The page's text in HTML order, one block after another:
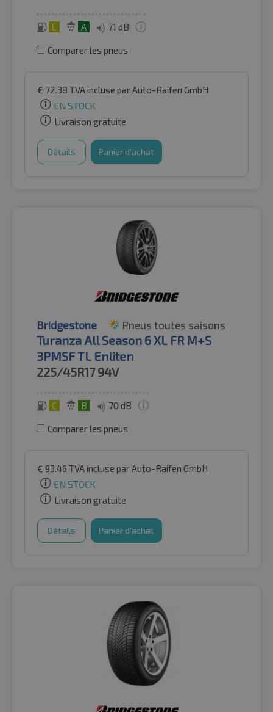
C A 71 dB
Comparer les pneus
€ 72.38 TVA incluse par Auto-Raifen GmbH
EN STOCK
Livraison gratuite
Détails Panier d'achat
Bridgestone Pneus toutes saisons
Turanza All Season 6 XL FR M+S
3PMSF TL Enliten
225/45R17 94V
C B 70 dB
Comparer les pneus
€ 93.46 TVA incluse par Auto-Raifen GmbH
EN STOCK
Livraison gratuite
Détails Panier d'achat